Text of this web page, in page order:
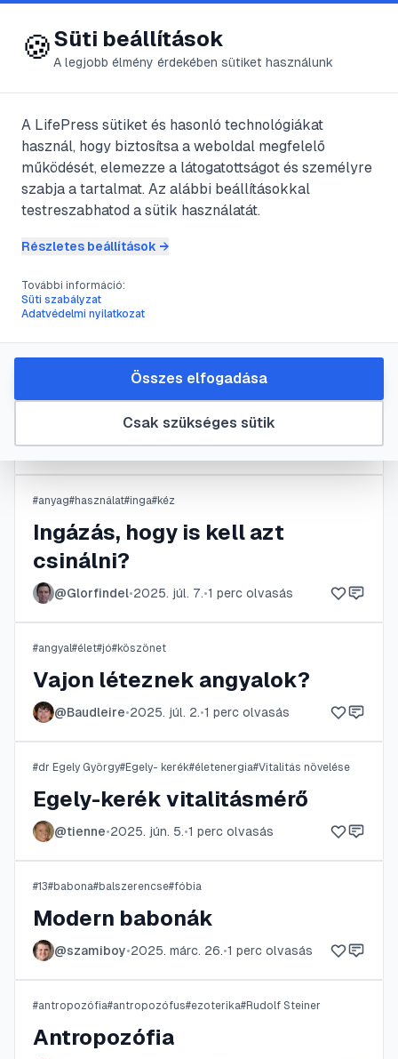
😍 LifePress
📁Ezoterika
75cikk található ebben a kategóriában
Kronobiológia
#jó- rossz tulajdonások#lakásuk
Víz jegyek
@Grethe•2025. aug. 12.•1perc olvasás
#anyag#használat#inga#kéz
Ingázás, hogy is kell azt
csinálni?
@Glorfindel•2025. júl. 7.•1 perc olvasás
#angyal#élet#jó#köszönet
Vajon léteznek angyalok?
@Baudleire•2025. júl. 2.•1 perc olvasás
#dr Egely György#Egely- kerék#életenergia#Vitalitás növelése
Egely-kerék vitalitásmérő
@tienne•2025. jún. 5.•1 perc olvasás
#13#babona#balszerencse#fóbia
Modern babonák
@szamiboy•2025. márc. 26.•1 perc olvasás
#antropozófia#antropozófus#ezoterika#Rudolf Steiner
Antropozófia
🍪Süti beállítások
A legjobb élmény érdekében sütiket használunk
A LifePress sütiket és hasonló technológiákat
használ, hogy biztosítsa a weboldal megfelelő
működését, elemezze a látogatottságot és személyre
szabja a tartalmat. Az alábbi beállításokkal
testreszabhatod a sütik használatát.
Részletes beállítások →
További információ:
Süti szabályzat
Adatvédelmi nyilatkozat
Csak szükséges sütik
Összes elfogadása